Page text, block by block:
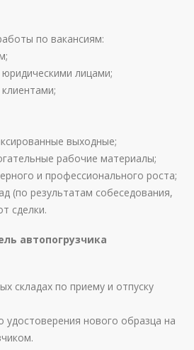
по вакансиям:
лицами;
выходные;
рабочие материалы;
и профессионального роста;
(по результатам собеседования,
сделки.
автопогрузчика
складах по приему и отпуску
удостоверения нового образца на